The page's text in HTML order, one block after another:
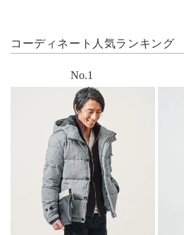
コーディネート人気ランキング